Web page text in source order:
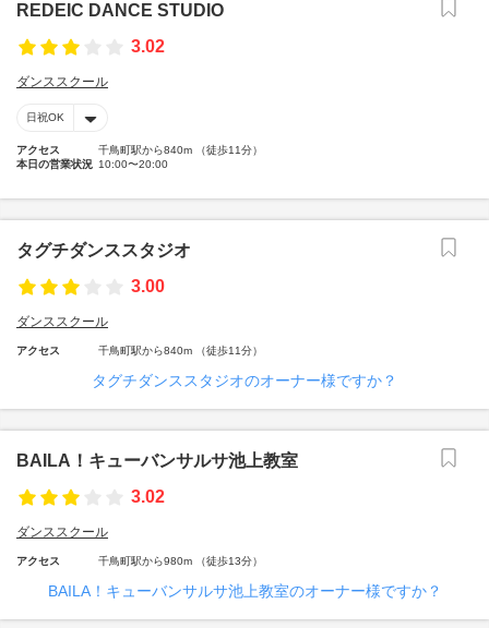
REDEIC DANCE STUDIO
3.02
ダンススクール
日祝OK
アクセス
千鳥町駅から840m （徒歩11分）
本日の営業状況 10:00〜20:00
タグチダンススタジオ
3.00
ダンススクール
アクセス 千鳥町駅から840m （徒歩11分）
タグチダンススタジオのオーナー様ですか？
BAILA！キューバンサルサ池上教室
3.02
ダンススクール
アクセス 千鳥町駅から980m （徒歩13分）
BAILA！キューバンサルサ池上教室のオーナー様ですか？